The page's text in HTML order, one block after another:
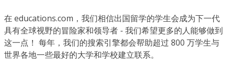
在 educations.com，我们相信出国留学的学生会成为下一代
具有全球视野的冒险家和领导者 - 我们希望更多的人能够做到
这一点！ 每年，我们的搜索引擎都会帮助超过 800 万学生与
世界各地一些最好的大学和学校建立联系。